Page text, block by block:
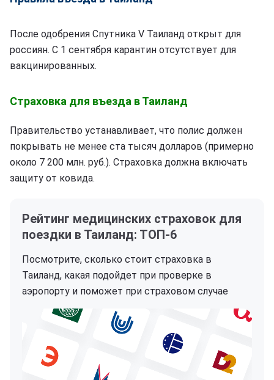
После одобрения Спутника V Таиланд открыт для
россиян. С 1 сентября карантин отсутствует для
вакцинированных.
Страховка для въезда в Таиланд
Правительство устанавливает, что полис должен
покрывать не менее ста тысяч долларов (примерно
около 7 200 млн. руб.). Страховка должна включать
защиту от ковида.
Рейтинг медицинских страховок для
поездки в Таиланд: ТОП-6
Посмотрите, сколько стоит страховка в
Таиланд, какая подойдет при проверке в
аэропорту и поможет при страховом случае